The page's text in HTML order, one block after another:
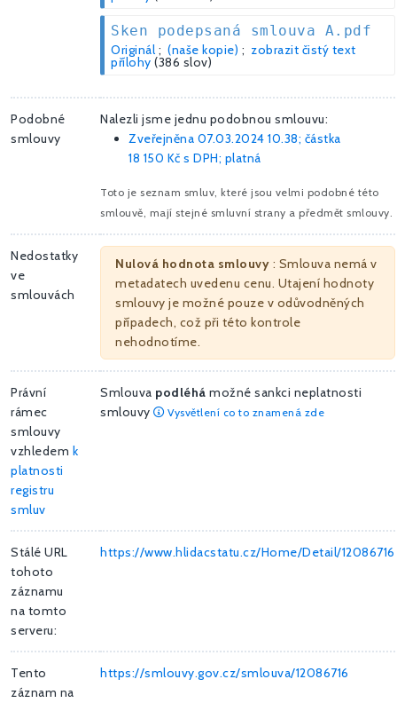
Sken podepsaná smlouva A.pdf
Originál ; (naše kopie) ; zobrazit čistý text
přílohy (386 slov)
Podobné
smlouvy
Nalezli jsme jednu podobnou smlouvu:
Zveřejněna 07.03.2024 10.38; částka
18 150 Kč s DPH; platná
Toto je seznam smluv, které jsou velmi podobné této
smlouvě, mají stejné smluvní strany a předmět smlouvy.
Nedostatky
ve
smlouvách
Nulová hodnota smlouvy : Smlouva nemá v
metadatech uvedenu cenu. Utajení hodnoty
smlouvy je možné pouze v odůvodněných
případech, což při této kontrole
nehodnotíme.
Právní
rámec
smlouvy
vzhledem k
platnosti
registru
smluv
Smlouva podléhá možné sankci neplatnosti
smlouvy
Vysvětlení co to znamená zde
Stálé URL
tohoto
záznamu
na tomto
serveru:
https://www.hlidacstatu.cz/Home/Detail/12086716
Tento
záznam na
https://smlouvy.gov.cz/smlouva/12086716